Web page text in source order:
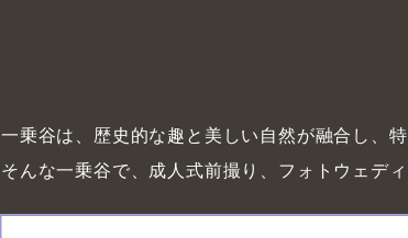
一乗谷は、歴史的な趣と美しい自然が融合し、
そんな一乗谷で、成人式前撮り、フォトウェデ